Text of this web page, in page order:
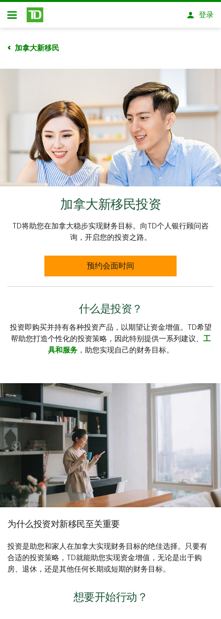
跳转到主要内容
开放式房屋贷款
登录
加拿大新移民
加拿大新移民投资
TD将助您在加拿大稳步实现财务目标。向TD个人银行顾问咨
询，开启您的投资之路。
预约会面时间
什么是投资？
投资即购买并持有各种投资产品，以期望让资金增值。TD希望
帮助您打造个性化的投资策略，因此特别提供一系列建议、 工
具和服务，助您实现自己的财务目标。
为什么投资对新移民至关重要
投资是助您和家人在加拿大实现财务目标的绝佳选择。只要有
合适的投资策略，TD就能助您实现资金增值，无论是出于购
房、退休，还是其他任何长期或短期的财务目标。
想要开始行动？